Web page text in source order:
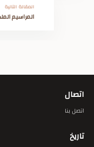
المقالة التالية
المراسيم
اتصال
اتصل بنا
تاريخ